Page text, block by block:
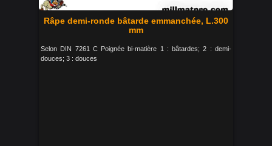
Râpe demi-ronde bâtarde emmanchée, L.300
mm
Selon DIN 7261 C Poignée bi-matière 1 : bâtardes; 2 : demi-
douces; 3 : douces